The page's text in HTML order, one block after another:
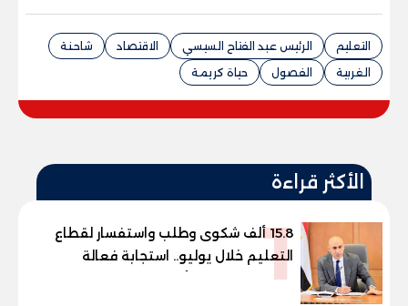
التعليم الرئيس عبد الفتاح السيسي الاقتصاد
شاحنة
الغربية
الفصول حياة كريمة
الأكثر قراءة
115.8 ألف شكوى وطلب واستفسار لقطاع
التعليم خلال يوليو.. استجابة فعالة
لشكاوى الطلاب وأولياء الأمور